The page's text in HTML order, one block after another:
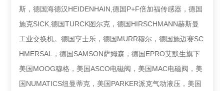
斯，德国海德汉HEIDENHAIN,德国P+F倍加福传感器，德国
施克SICK,德国TURCK图尔克，德国HIRSCHMANN赫斯曼
工业交换机。德国亨士乐，德国MURR穆尔，德国施迈赛SC
HMERSAL，德国SAMSON萨姆森，德国EPRO艾默生旗下
美国MOOG穆格，美国ASCO电磁阀，美国MAC电磁阀，美
国NUMATICS纽曼蒂克，美国PARKER派克气动液压，美国